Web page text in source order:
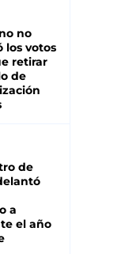
no
los votos
retirar
de
de
a
el año